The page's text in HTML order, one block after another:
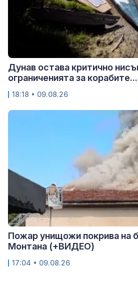
Дунав остава критично
ограниченията за корабите...
18:18 • 09.08.26
Пожар унищожи покрива на
Монтана (+ВИДЕО)
17:04 • 09.08.26